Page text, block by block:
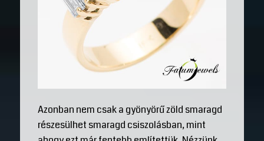
Azonban nem csak a gyönyörű zöld smaragd
részesülhet smaragd csiszolásban, mint